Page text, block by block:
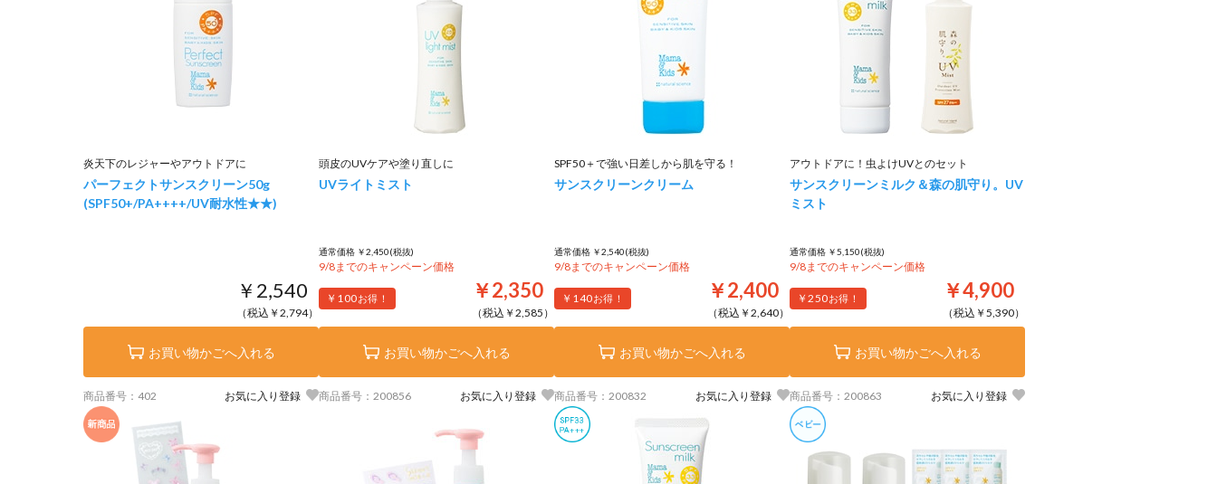
炎天下のレジャーやアウトドアに
パーフェクトサンスクリーン50g
(SPF50+/PA++++/UV耐水性★★)
￥2,540
（税込￥2,794）
お買い物かごへ入れる
商品番号：402 お気に入り登録
頭皮のUVケアや塗り直しに
UVライトミスト
通常価格 ￥2,450(税抜)
9/8までのキャンペーン価格
￥100お得！ ￥2,350
（税込￥2,585）
お買い物かごへ入れる
商品番号：200856 お気に入り登録
SPF50＋で強い日差しから肌を守る！
サンスクリーンクリーム
通常価格 ￥2,540(税抜)
9/8までのキャンペーン価格
￥140お得！ ￥2,400
（税込￥2,640）
お買い物かごへ入れる
商品番号：200832 お気に入り登録
アウトドアに！虫よけUVとのセット
サンスクリーンミルク＆森の肌守り。UV
ミスト
通常価格 ￥5,150(税抜)
9/8までのキャンペーン価格
￥250お得！ ￥4,900
（税込￥5,390）
お買い物かごへ入れる
商品番号：200863 お気に入り登録